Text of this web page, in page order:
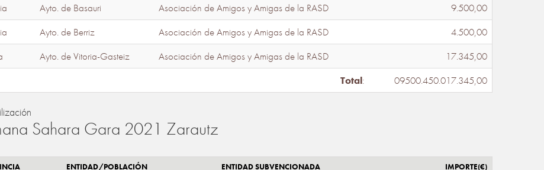
Ayto. de Basauri Asociación de Amigos y Amigas de la RASD
9.500,00
Ayto. de Berriz Asociación de Amigos y Amigas de la RASD
4.500,00
Ayto. de Vitoria-Gasteiz Asociación de Amigos y Amigas de la RASD
17.345,00
Total: 09500.450.017.345,00
Sahara Gara 2021 Zarautz
ENTIDAD/POBLACIÓN ENTIDAD SUBVENCIONADA IMPORTE(€)